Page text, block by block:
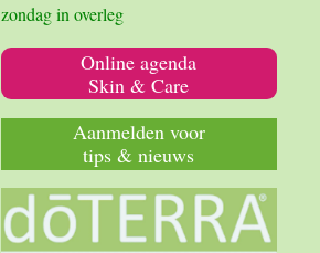
zondag in overleg
Online agenda
Skin & Care
Aanmelden voor
tips & nieuws